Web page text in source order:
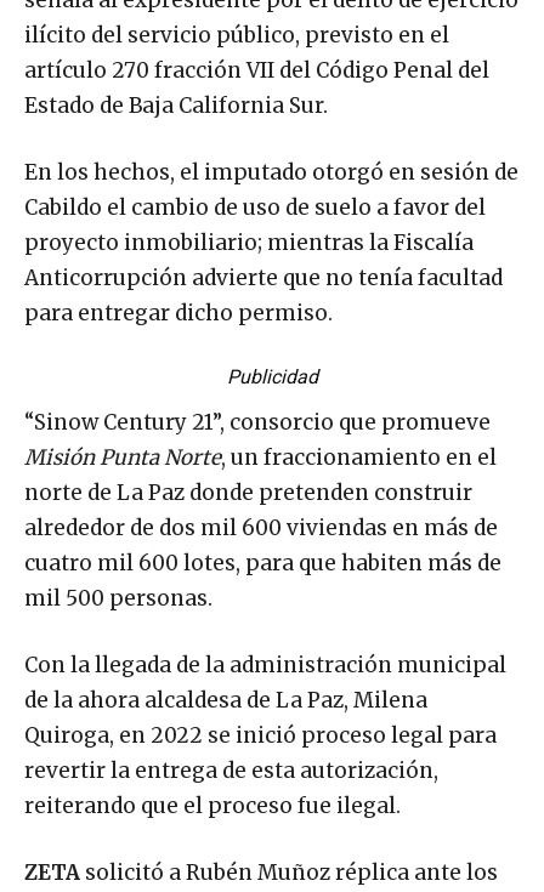
ilícito del servicio público, previsto en el
artículo 270 fracción VII del Código Penal del
Estado de Baja California Sur.
En los hechos, el imputado otorgó en sesión de
Cabildo el cambio de uso de suelo a favor del
proyecto inmobiliario; mientras la Fiscalía
Anticorrupción advierte que no tenía facultad
para entregar dicho permiso.
Publicidad
“Sinow Century 21”, consorcio que promueve
Misión Punta Norte, un fraccionamiento en el
norte de La Paz donde pretenden construir
alrededor de dos mil 600 viviendas en más de
cuatro mil 600 lotes, para que habiten más de
mil 500 personas.
Con la llegada de la administración municipal
de la ahora alcaldesa de La Paz, Milena
Quiroga, en 2022 se inició proceso legal para
revertir la entrega de esta autorización,
reiterando que el proceso fue ilegal.
ZETA solicitó a Rubén Muñoz réplica ante los